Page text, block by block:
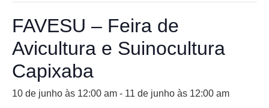
FAVESU – Feira de
Avicultura e Suinocultura
Capixaba
10 de junho às 12:00 am - 11 de junho às 12:00 am